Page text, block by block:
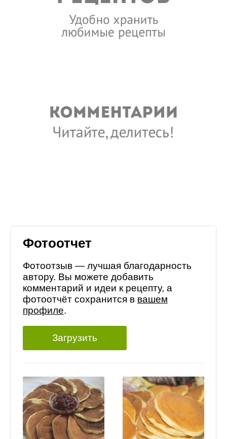
Фотоотчет
Фотоотзыв — лучшая благодарность
автору. Вы можете добавить
комментарий и идеи к рецепту, а
фотоотчёт сохранится в вашем
профиле.
Загрузить